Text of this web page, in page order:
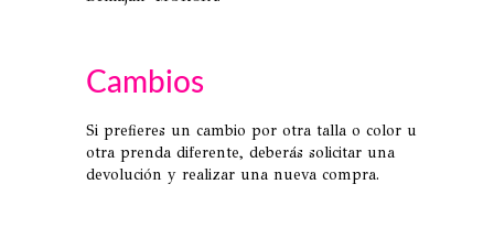
Cambios
Si prefieres un cambio por otra talla o color u
otra prenda diferente, deberás solicitar una
devolución y realizar una nueva compra.